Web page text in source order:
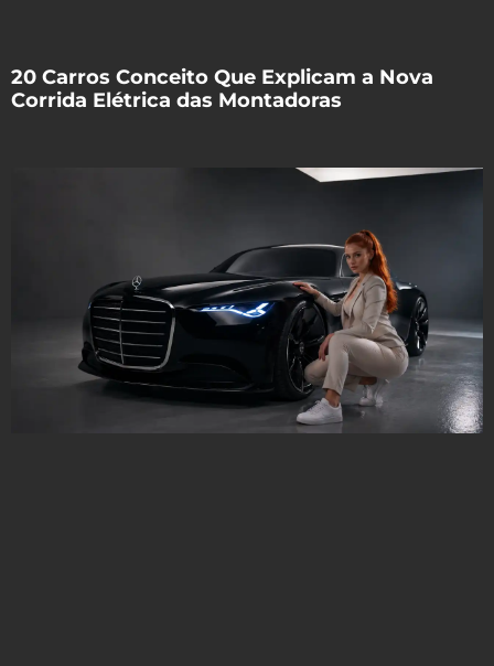
20 Carros Conceito Que Explicam a Nova
Corrida Elétrica das Montadoras